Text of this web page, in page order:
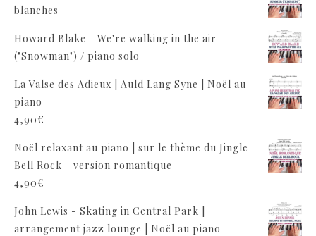
blanches
Howard Blake - We're walking in the air
("Snowman") / piano solo
La Valse des Adieux | Auld Lang Syne | Noël au
piano
4,90€
Noël relaxant au piano | sur le thème du Jingle
Bell Rock - version romantique
4,90€
John Lewis - Skating in Central Park |
arrangement jazz lounge | Noël au piano